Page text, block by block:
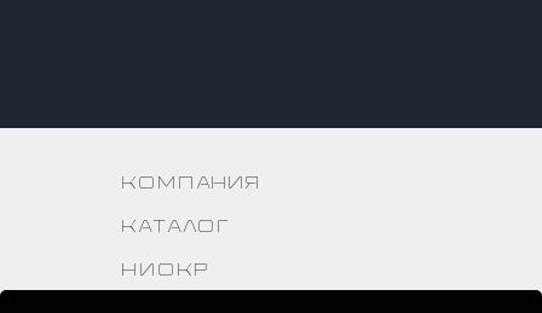
Компания
Каталог
НИОКР